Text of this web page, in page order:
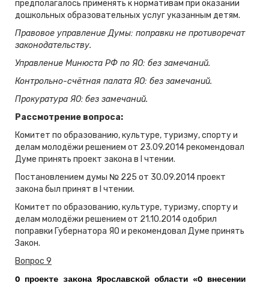
предполагалось применять к нормативам при оказании
дошкольных образовательных услуг указанным детям.
Правовое управление Думы: поправки не противоречат
законодательству.
Управление Минюста РФ по ЯО: без замечаний.
Контрольно-счётная палата ЯО: без замечаний.
Прокуратура ЯО: без замечаний.
Рассмотрение вопроса:
Комитет по образованию, культуре, туризму, спорту и
делам молодёжи решением от 23.09.2014 рекомендовал
Думе принять проект закона в I чтении.
Постановлением думы № 225 от 30.09.2014 проект
закона был принят в I чтении.
Комитет по образованию, культуре, туризму, спорту и
делам молодёжи решением от 21.10.2014 одобрил
поправки Губернатора ЯО и рекомендовал Думе принять
Закон.
Вопрос 9
О проекте закона Ярославской области «О внесении